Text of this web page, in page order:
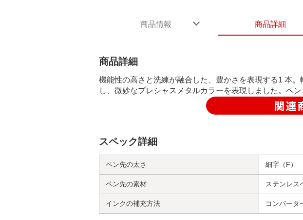
商品情報 商品詳細
商品詳細
機能性の高さと洗練が融合した、豊かさを表現する1 本
し、微妙なプレシャスメタルカラーを表現しました。ペ
スペック詳細
ペン先の太さ 細字（F）
ペン先の素材 ステンレス
インクの補充方法 コンバータ